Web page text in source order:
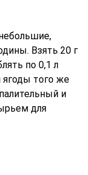
Взять 20 г
по 0,1 л
того же
и
для